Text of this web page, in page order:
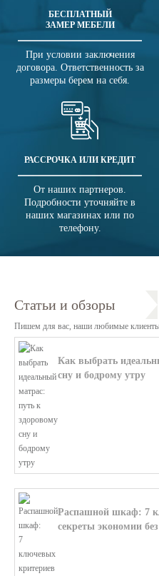
БЕСПЛАТНЫЙ
ЗАМЕР МЕБЕЛИ
При условии заключения
договора. Ответственность за
размеры берем на себя.
РАССРОЧКА ИЛИ КРЕДИТ
От наших партнеров.
Подробности уточняйте в
наших магазинах или по
телефону.
Статьи и обзоры
Пишем для вас, наши любимые
Как выбрать
сну и бодрому утру
Распашной шкаф: 7
секреты экономии